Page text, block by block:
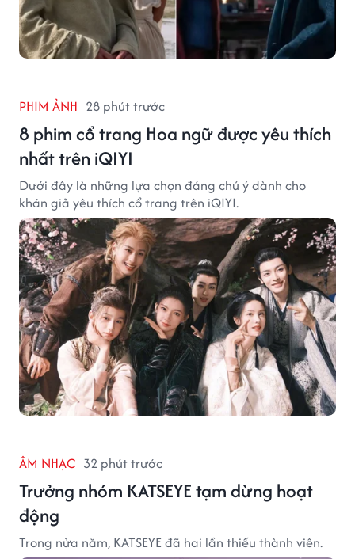
PHIM ẢNH 28 phút trước
8 phim cổ trang Hoa ngữ được yêu thích
nhất trên iQIYI
Dưới đây là những lựa chọn đáng chú ý dành cho
khán giả yêu thích cổ trang trên iQIYI.
ÂM NHẠC 32 phút trước
Trưởng nhóm KATSEYE tạm dừng hoạt
động
Trong nửa năm, KATSEYE đã hai lần thiếu thành viên.